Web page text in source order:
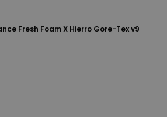
Fresh Foam X Hierro Gore-Tex v9